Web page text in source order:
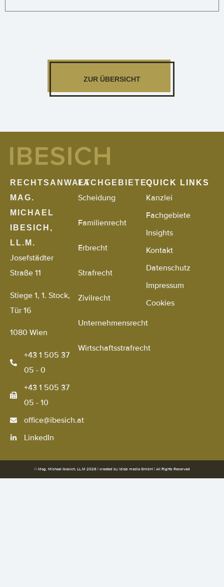
ZUR ÜBERSICHT
RECHTSANWALT
MAG.
MICHAEL
IBESICH,
LL.M.
Josefstädter
Straße 11
Stiege 1, 1. Stock,
Tür 16
1080 Wien
+43 1 505 37
05 - 0
+43 1 505 37
05 - 10
office@ibesich.at
LinkedIn
FACHGEBIETE
Scheidung
Familienrecht
Erbrecht
Strafrecht
Zivilrecht
Unternehmensrecht
Wirtschaftsstrafrecht
QUICK LINKS
Kanzlei
Fachgebiete
Insights
Kontakt
Datenschutz
Impressum
Cookies
© Mag. Michael Ibesich, LL.M 2026 | created by idlab media GmbH | All Rights Reserved